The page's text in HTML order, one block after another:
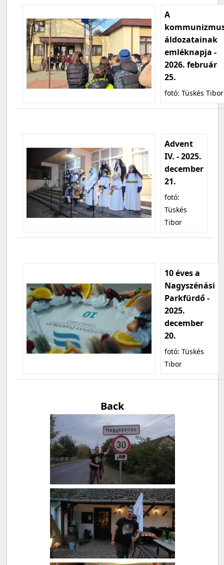
A
áldozatainak
emléknapja -
2026. február
25.
fotó: Tüskés Tibor
Advent
IV. - 2025.
december
21.
fotó:
Tüskés
Tibor
10 éves a
Nagyszénási
Parkfürdő -
2025.
december
20.
fotó: Tüskés
Tibor
Back